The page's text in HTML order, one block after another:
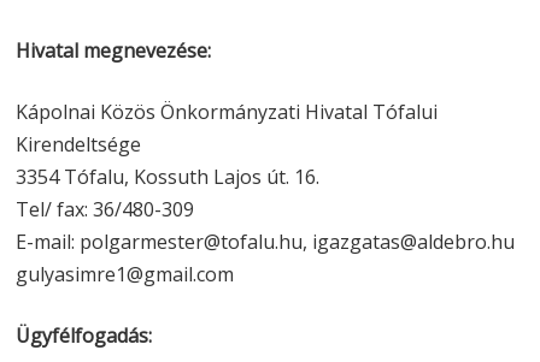
Hivatal megnevezése:
Kápolnai Közös Önkormányzati Hivatal Tófalui
Kirendeltsége
3354 Tófalu, Kossuth Lajos út. 16.
Tel/ fax: 36/480-309
E-mail: polgarmester@tofalu.hu, igazgatas@aldebro.hu
gulyasimre1@gmail.com
Ügyfélfogadás: